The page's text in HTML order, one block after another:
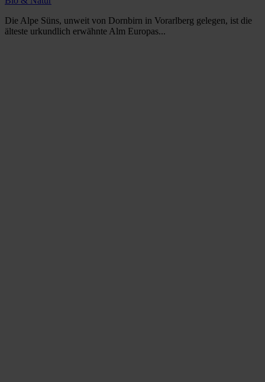
Die Alpe Süns, unweit von Dornbirn in Vorarlberg gelegen, ist die
älteste urkundlich erwähnte Alm Europas...